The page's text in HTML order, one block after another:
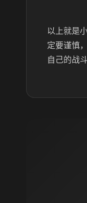
以上就是
定要谨慎
自己的战